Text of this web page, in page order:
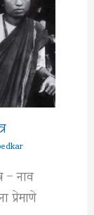
नाव
प्रेमाणे